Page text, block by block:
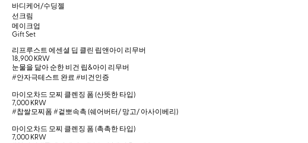
바디케어/수딩젤
선크림
메이크업
Gift Set
리프루스트 에센셜 딥 클린 립앤아이 리무버
18,900 KRW
눈물을 닮아 순한 비건 립&아이 리무버
#안자극테스트 완료 #비건인증
마이오차드 모찌 클렌징 폼 (산뜻한 타입)
7,000 KRW
#찹쌀모찌폼 #겉뽀속촉 (쉐어버터/ 망고/ 아사이베리)
마이오차드 모찌 클렌징 폼 (촉촉한 타입)
7,000 KRW